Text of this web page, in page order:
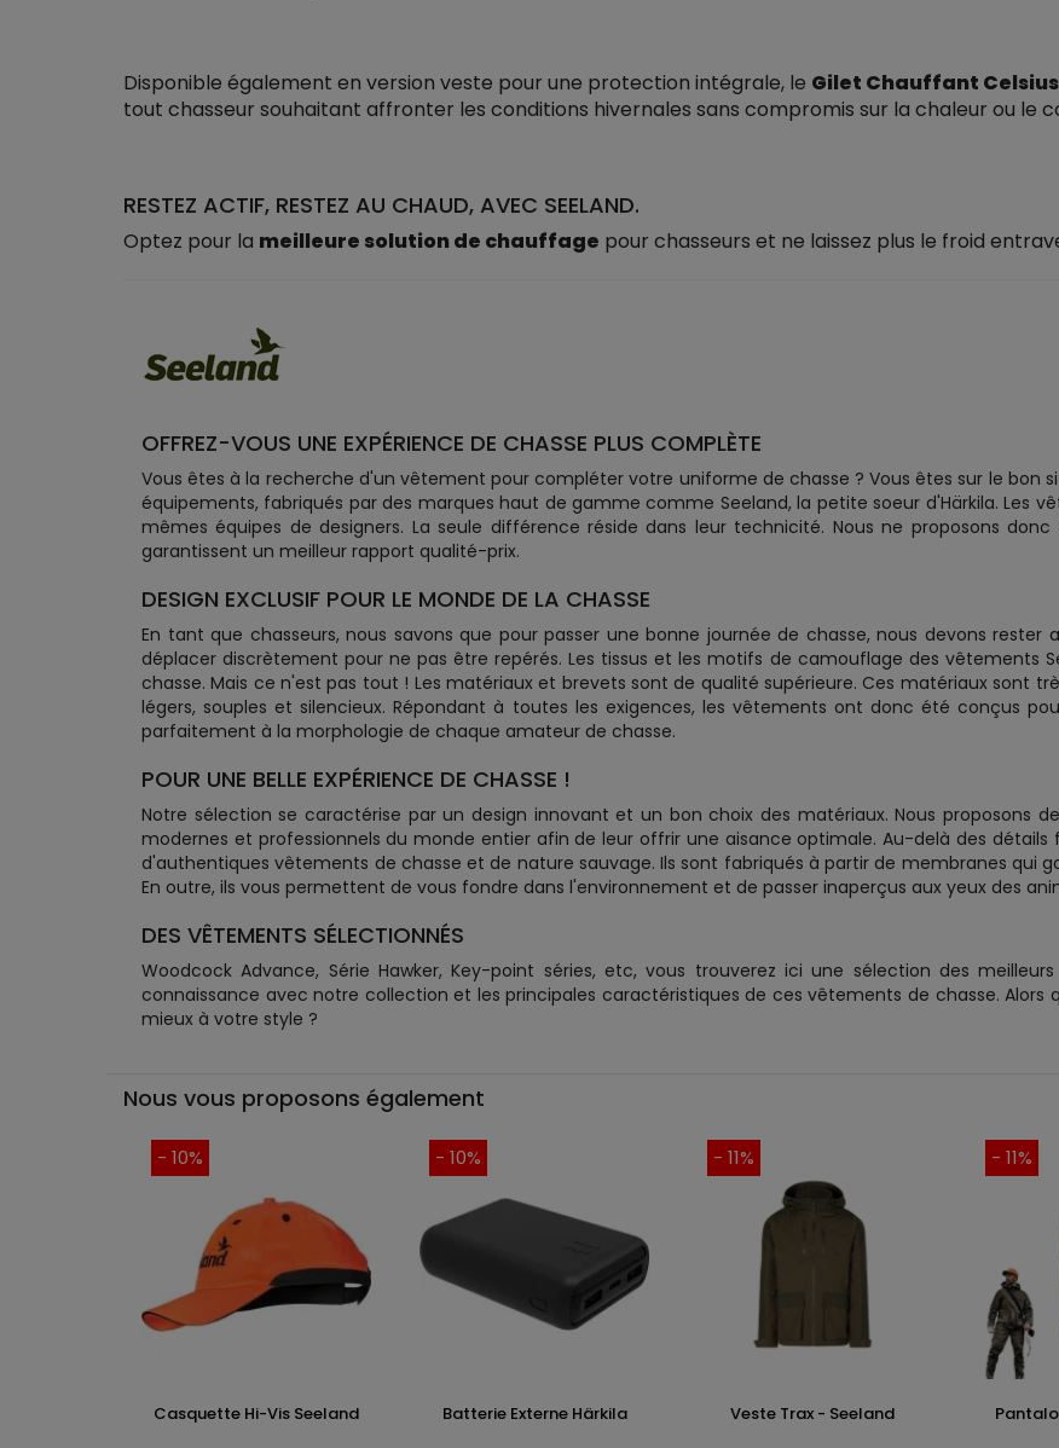
Disponible également en version veste pour une protection intégrale, le Gilet Chauffant
tout chasseur souhaitant affronter les conditions hivernales sans compromis sur la chaleur ou le
RESTEZ ACTIF, RESTEZ AU CHAUD, AVEC SEELAND.
Optez pour la meilleure solution de chauffage pour chasseurs et ne laissez plus le froid
OFFREZ-VOUS UNE EXPÉRIENCE DE CHASSE PLUS COMPLÈTE
Vous êtes à la recherche d'un vêtement pour compléter votre uniforme de chasse ? Vous êtes sur le bon
équipements, fabriqués par des marques haut de gamme comme Seeland, la petite soeur d'Härkila. Les
mêmes équipes de designers. La seule différence réside dans leur technicité. Nous ne proposons
garantissent un meilleur rapport qualité-prix.
DESIGN EXCLUSIF POUR LE MONDE DE LA CHASSE
En tant que chasseurs, nous savons que pour passer une bonne journée de chasse, nous devons
déplacer discrètement pour ne pas être repérés. Les tissus et les motifs de camouflage des vêtements
chasse. Mais ce n'est pas tout ! Les matériaux et brevets sont de qualité supérieure. Ces matériaux sont
légers, souples et silencieux. Répondant à toutes les exigences, les vêtements ont donc été conçus
parfaitement à la morphologie de chaque amateur de chasse.
POUR UNE BELLE EXPÉRIENCE DE CHASSE !
Notre sélection se caractérise par un design innovant et un bon choix des matériaux. Nous proposons
modernes et professionnels du monde entier afin de leur offrir une aisance optimale. Au-delà des
d'authentiques vêtements de chasse et de nature sauvage. Ils sont fabriqués à partir de membranes qui
En outre, ils vous permettent de vous fondre dans l'environnement et de passer inaperçus aux yeux des
DES VÊTEMENTS SÉLECTIONNÉS
Woodcock Advance, Série Hawker, Key-point séries, etc, vous trouverez ici une sélection des
connaissance avec notre collection et les principales caractéristiques de ces vêtements de chasse.
mieux à votre style ?
Nous vous proposons également
- 10%
Casquette Hi-Vis Seeland
- 10%
Batterie Externe Härkila
- 11%
Veste Trax - Seeland
- 11%